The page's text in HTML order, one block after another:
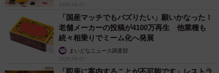
投稿したところ…という流れでした」と今回の投稿の経緯
を語りました。
そのうえで「そんなに美しい画像でもないのでこのよう
な反響は予想外で嬉しい驚きでした。注視すれば大きくな
2026.08.07
「国産マッチでもバズりたい」願いかなった！
老舗メーカーの投稿が4100万再生 他業種も
続々相乗りでミーム化へ発展
まいどなニュース調査部
2026.08.07